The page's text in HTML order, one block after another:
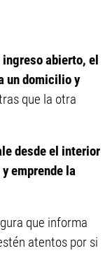
abierto, el
un domicilio y
que la otra
desde el interior
emprende la
que informa
atentos por si